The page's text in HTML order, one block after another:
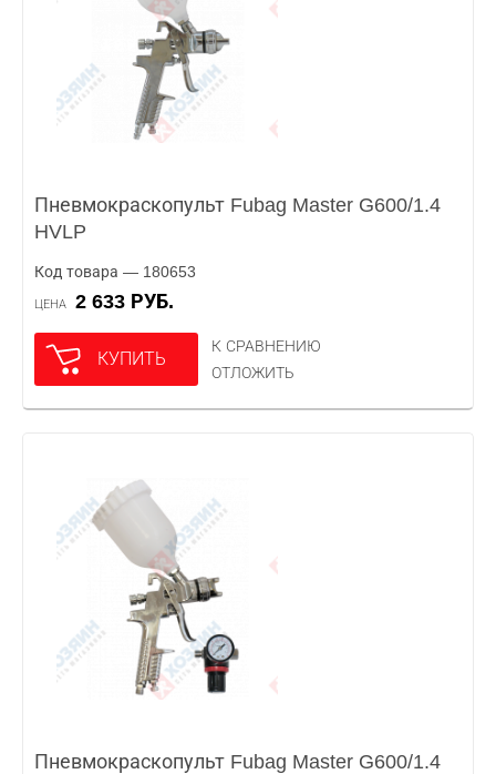
Пневмокраскопульт Fubag Master G600/1.4
HVLP
Код товара — 180653
ЦЕНА 2 633 РУБ.
КУПИТЬ
К СРАВНЕНИЮ
ОТЛОЖИТЬ
Пневмокраскопульт Fubag Master G600/1.4